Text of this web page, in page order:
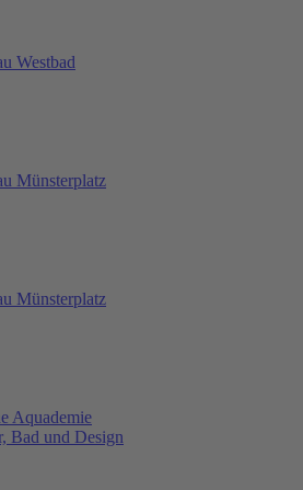
Westbad
Münsterplatz
Münsterplatz
Aquademie
Bad und Design